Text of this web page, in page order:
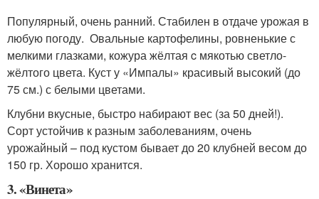
Популярный, очень ранний. Стабилен в отдаче урожая в
любую погоду. Овальные картофелины, ровненькие с
мелкими глазками, кожура жёлтая c мякотью светло-
жёлтого цвета. Куст у «Импалы» красивый высокий (до
75 см.) с белыми цветами.
Клубни вкусные, быстро набирают вес (за 50 дней!).
Сорт устойчив к разным заболеваниям, очень
урожайный – под кустом бывает до 20 клубней весом до
150 гр. Хорошо хранится.
3. «Винета»